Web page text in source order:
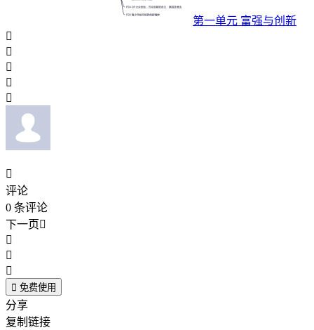
第一单元 富强与创新






评论
0 条评论
下一页



 免费使用
分享
复制链接